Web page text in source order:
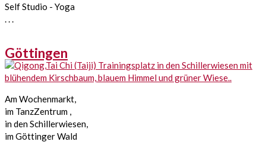
Self Studio - Yoga
. . .
Göttingen
Am Wochenmarkt,
im TanzZentrum ,
in den Schillerwiesen,
im Göttinger Wald